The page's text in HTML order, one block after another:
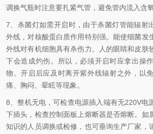
调换气瓶时注意要扎紧气管，避免管内流入含氧
7、杀菌灯如需开启时，由于杀菌灯管能辐射
外线，对核酸蛋白质作用特别强。能使细菌发
外线对有机细胞具有杀伤力。人的眼睛和皮肤
下会造成灼伤。所以，必须开启时应拿出操
物。开启后应及时离开紫外线辐射之外，以
痛、胸闷、晕眩等现象。
8、整机无电，可检查电源插入端有无220V电
下插头，检查控制面板上熔断器是否熔断。如
知识的人员调换或检修，也可垂询生产厂家，